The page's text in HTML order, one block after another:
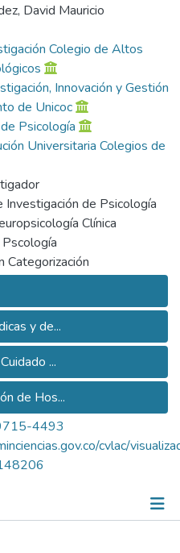
David Mauricio
Colegio de Altos
Innovación y Gestión
de Unicoc
Psicología
Universitaria Colegios de
Investigación de Psicología
Clínica
Categorización
y de...
...
de Hos...
4493
cvlac/